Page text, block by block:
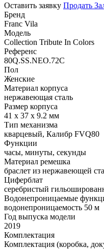
Оставить заявку Продать
Бренд
Franc Vila
Модель
Collection Tribute In Colors
Референс
80Q.SS.NEO.72C
Пол
Женские
Материал корпуса
нержавеющая сталь
Размер корпуса
41 x 37 х 9.2 мм
Тип механизма
кварцевый, Калибр FVQ80
Функции
часы, минуты, секунды
Материал ремешка
браслет из нержавеющей
Циферблат
серебристый
Водонепроницаемые
водонепроницаемость 50 м
Год выпуска модели
2019
Комплектация
Комплектация (коробка,